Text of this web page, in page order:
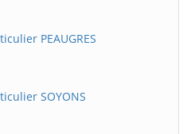
PEAUGRES
SOYONS